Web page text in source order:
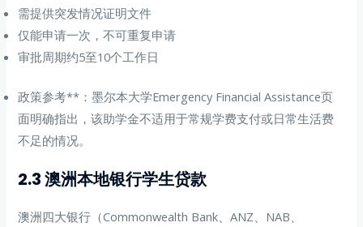
需提供突发情况证明文件
仅能申请一次，不可重复申请
审批周期约5至10个工作日
政策参考**：墨尔本大学Emergency Financial Assistance页
面明确指出，该助学金不适用于常规学费支付或日常生活费
不足的情况。
2.3 澳洲本地银行学生贷款
澳洲四大银行（Commonwealth Bank、ANZ、NAB、